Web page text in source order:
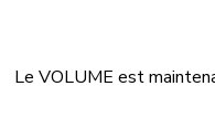
Le VOLUME est